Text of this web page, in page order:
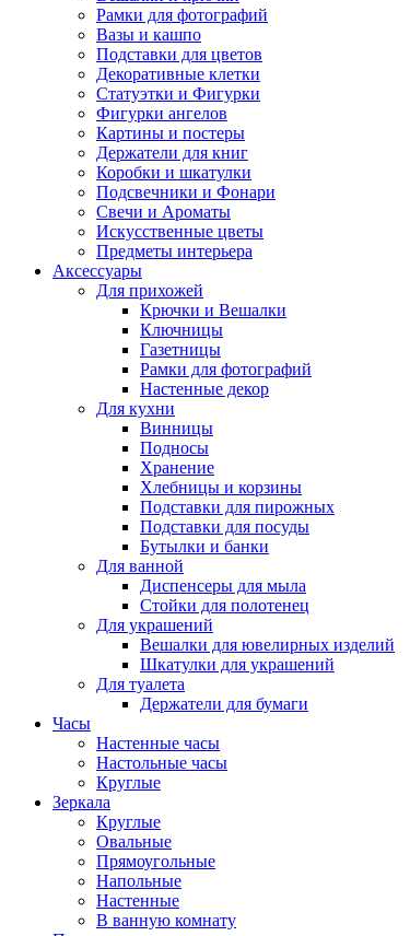
Рамки для фотографий
Вазы и кашпо
Подставки для цветов
Декоративные клетки
Статуэтки и Фигурки
Фигурки ангелов
Картины и постеры
Держатели для книг
Коробки и шкатулки
Подсвечники и Фонари
Свечи и Ароматы
Искусственные цветы
Предметы интерьера
Аксессуары
Для прихожей
Крючки и Вешалки
Ключницы
Газетницы
Рамки для фотографий
Настенные декор
Для кухни
Винницы
Подносы
Хранение
Хлебницы и корзины
Подставки для пирожных
Подставки для посуды
Бутылки и банки
Для ванной
Диспенсеры для мыла
Стойки для полотенец
Для украшений
Вешалки для ювелирных изделий
Шкатулки для украшений
Для туалета
Держатели для бумаги
Часы
Настенные часы
Настольные часы
Круглые
Зеркала
Круглые
Овальные
Прямоугольные
Напольные
Настенные
В ванную комнату